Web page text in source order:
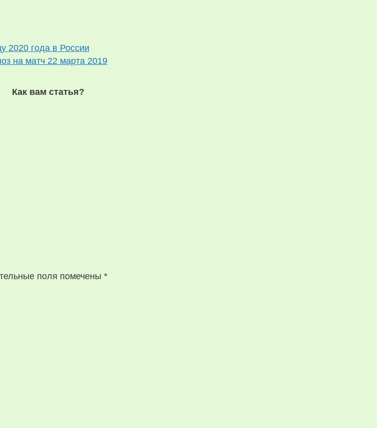
2020 года в России
на матч 22 марта 2019
Как вам статья?
поля помечены *